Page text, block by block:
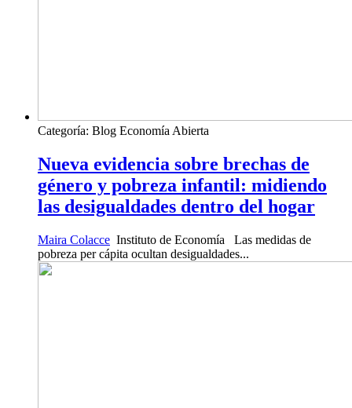
Categoría: Blog Economía Abierta
Nueva evidencia sobre brechas de
género y pobreza infantil: midiendo
las desigualdades dentro del hogar
Maira Colacce Instituto de Economía Las medidas de
pobreza per cápita ocultan desigualdades...